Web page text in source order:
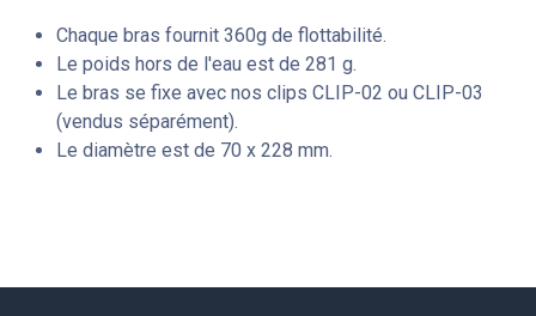
Chaque bras fournit 360g de flottabilité.
Le poids hors de l'eau est de 281 g.
Le bras se fixe avec nos clips CLIP-02 ou CLIP-03
(vendus séparément).
Le diamètre est de 70 x 228 mm.